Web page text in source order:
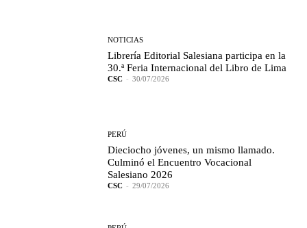
NOTICIAS
Librería Editorial Salesiana participa en la
30.ª Feria Internacional del Libro de Lima
CSC - 30/07/2026
PERÚ
Dieciocho jóvenes, un mismo llamado.
Culminó el Encuentro Vocacional
Salesiano 2026
CSC - 29/07/2026